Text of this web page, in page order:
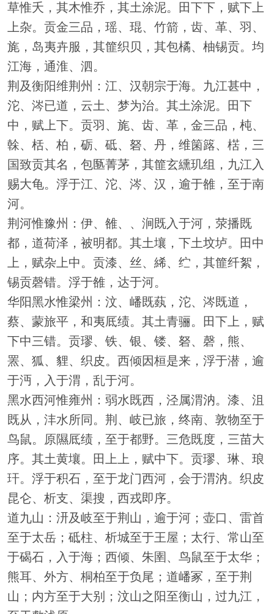
草惟夭，其木惟乔，其土涂泥。田下下，赋下上
上杂。贡金三品，瑶、琨、竹箭，齿、革、羽、
旄，岛夷卉服，其篚织贝，其包橘、柚锡贡。均
江海，通淮、泗。
荆及衡阳维荆州：江、汉朝宗于海。九江甚中，
沱、涔已道，云土、梦为治。其土涂泥。田下
中，赋上下。贡羽、旄、齿、革，金三品，杶、
榦、栝、柏，砺、砥、砮、丹，维箘簬、楛，三
国致贡其名，包匦菁茅，其篚玄纁玑组，九江入
赐大龟。浮于江、沱、涔、汉，逾于雒，至于南
河。
荆河惟豫州：伊、雒、、涧既入于河，荥播既
都，道荷泽，被明都。其土壤，下土坟垆。田中
上，赋杂上中。贡漆、丝、絺、纻，其篚纤絮，
锡贡磬错。浮于雒，达于河。
华阳黑水惟梁州：汶、嶓既蓺，沱、涔既道，
蔡、蒙旅平，和夷厎绩。其土青骊。田下上，赋
下中三错。贡璆、铁、银、镂、砮、磬，熊、
罴、狐、貍、织皮。西倾因桓是来，浮于潜，逾
于沔，入于渭，乱于河。
黑水西河惟雍州：弱水既西，泾属渭汭。漆、沮
既从，沣水所同。荆、岐已旅，终南、敦物至于
鸟鼠。原隰厎绩，至于都野。三危既度，三苗大
序。其土黄壤。田上上，赋中下。贡璆、琳、琅
玕。浮于积石，至于龙门西河，会于渭汭。织皮
昆仑、析支、渠搜，西戎即序。
道九山：汧及岐至于荆山，逾于河；壶口、雷首
至于太岳；砥柱、析城至于王屋；太行、常山至
于碣石，入于海；西倾、朱圉、鸟鼠至于太华；
熊耳、外方、桐柏至于负尾；道嶓冢，至于荆
山；内方至于大别；汶山之阳至衡山，过九江，